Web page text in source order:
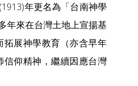
年更名為「台南神學
年來在台灣土地上宣揚基
展神學教育（亦含早年
仰精神，繼續因應台灣